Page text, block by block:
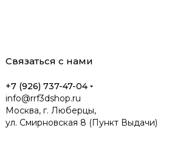
Связаться с нами
+7 (926) 737-47-04
info@rrf3dshop.ru
Москва, г. Люберцы,
ул. Смирновская 8 (Пункт Выдачи)